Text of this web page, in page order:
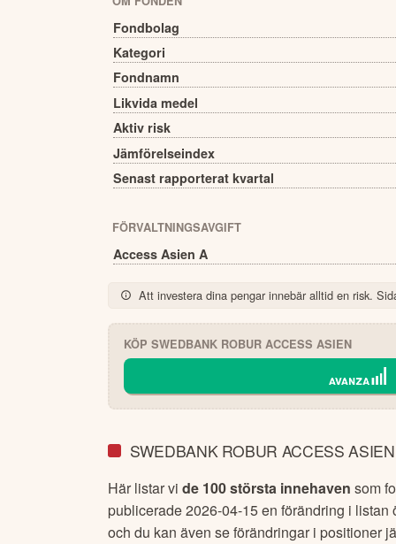
Fondbolag
Kategori
Fondnamn
Likvida medel
Aktiv risk
Jämförelseindex
Senast rapporterat kvartal
FÖRVALTNINGSAVGIFT
Access Asien A
Att investera dina pengar innebär alltid en risk.
KÖP SWEDBANK ROBUR ACCESS ASIEN
SWEDBANK ROBUR ACCESS
Här listar vi de 100 största innehaven som
publicerade2026-04-15en förändring i
och du kan även se förändringar i positioner